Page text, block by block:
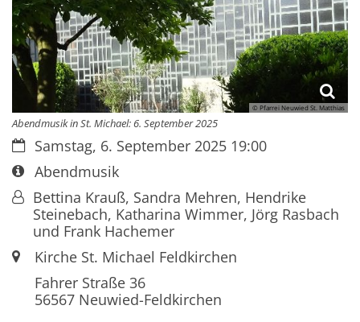
© Pfarrei Neuwied St. Matthias
Abendmusik in St. Michael: 6. September 2025
Datum:Samstag, 6. September 2025 19:00
Art bzw. Nummer:
Abendmusik
Von:Bettina Krauß, Sandra Mehren, Hendrike
Steinebach, Katharina Wimmer, Jörg Rasbach
und Frank Hachemer
Ort:Kirche St. Michael Feldkirchen
Fahrer Straße 36
56567Neuwied-Feldkirchen